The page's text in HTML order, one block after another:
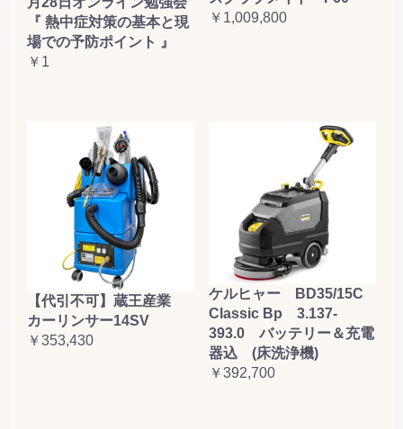
『 熱中症対策の基本と現
場での予防ポイント 』
￥1
￥1,009,800
【代引不可】蔵王産業
カーリンサー14SV
￥353,430
ケルヒャー BD35/15C
Classic Bp 3.137-
393.0 バッテリー＆充電
器込 (床洗浄機)
￥392,700